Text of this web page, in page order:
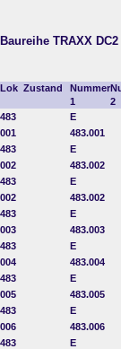
Baureihe TRAXX
Lok Zustand
Nummer
1
2
483
001
E
483.001
483
002
E
483.002
483
002
E
483.002
483
003
E
483.003
483
004
E
483.004
483
005
E
483.005
483
006
E
483.006
483
E